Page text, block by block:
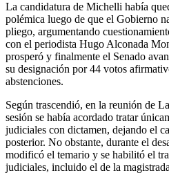
La candidatura de Michelli había
polémica luego de que el Gobierno
pliego, argumentando
con el periodista Hugo Alconada
prosperó y finalmente el Senado
su designación por 44 votos
abstenciones.
Según trascendió, en la reunión de
sesión se había acordado tratar
judiciales con dictamen, dejando el
posterior. No obstante, durante el
modificó el temario y se habilitó el
judiciales, incluido el de la